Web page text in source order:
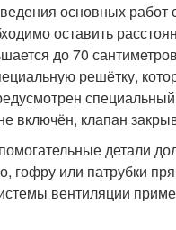
основных работ
оставить
до 70
решётку,
включён, клапан
детали
гофру или патрубки
вентиляции